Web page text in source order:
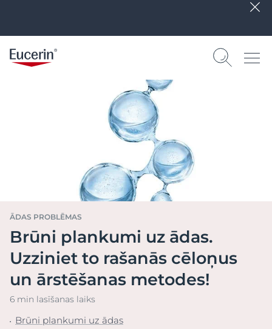
ĀDAS PROBLĒMAS
Brūni plankumi uz ādas.
Uzziniet to rašanās cēloņus
un ārstēšanas metodes!
6 min lasīšanas laiks
Brūni plankumi uz ādas